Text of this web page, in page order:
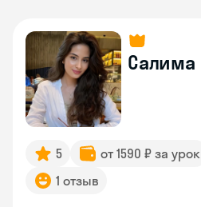
Салима
5 от 1590 ₽ за урок
1 отзыв